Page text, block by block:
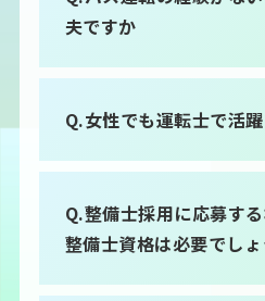
夫ですか
Q.女性でも運転士で活
Q.整備士採用に応募す
整備士資格は必要でしょ